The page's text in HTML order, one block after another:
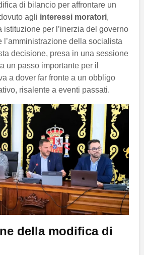
di bilancio per affrontare un
agli interessi moratori,
istituzione per l’inerzia del governo
l’amministrazione della socialista
decisione, presa in una sessione
un passo importante per il
a dover far fronte a un obbligo
risalente a eventi passati.
della modifica di